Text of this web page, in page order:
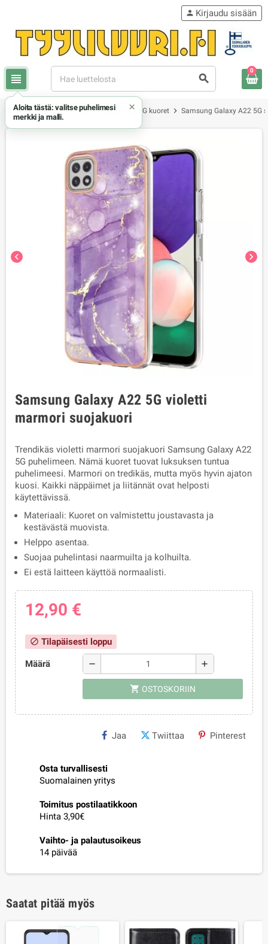
view_headline search
person Kirjaudu sisään
0
chevron_rightSamsung chevron_rightSamsung Galaxy A22 5G kuoret chevron_right Samsung Galaxy A22 5G
chevron_left chevron_right
Samsung Galaxy A22 5G violetti
marmori suojakuori
Trendikäs violetti marmori suojakuori Samsung Galaxy A22
5G puhelimeen. Nämä kuoret tuovat luksuksen tuntua
puhelimeesi. Marmori on tredikäs, mutta myös hyvin ajaton
kuosi. Kaikki näppäimet ja liitännät ovat helposti
käytettävissä.
Materiaali: Kuoret on valmistettu joustavasta ja
kestävästä muovista.
Helppo asentaa.
Suojaa puhelintasi naarmuilta ja kolhuilta.
Ei estä laitteen käyttöä normaalisti.
12,90 €
block Tilapäisesti loppu
Määrä remove add
shopping_cart OSTOSKORIIN
Jaa Twiittaa Pinterest
Osta turvallisesti
Suomalainen yritys
Toimitus postilaatikkoon
Hinta 3,90€
Vaihto- ja palautusoikeus
14 päivää
Saatat pitää myös
Aloita tästä: valitse puhelimesi
merkki ja malli.
×